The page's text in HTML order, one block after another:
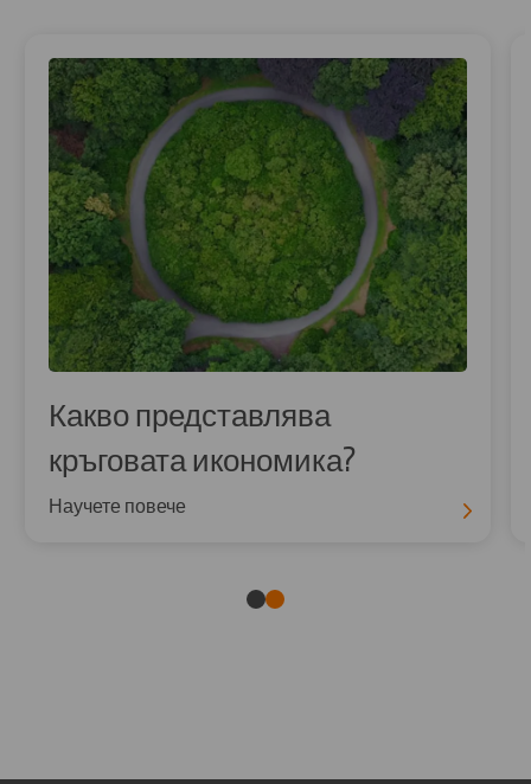
Какво представлява
кръговата икономика?
Научете повече